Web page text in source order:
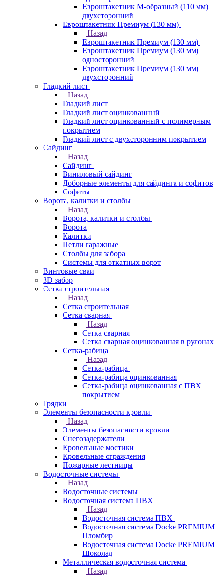
Евроштакетник М-образный (110 мм)
двухсторонний
Евроштакетник Премиум (130 мм)
Назад
Евроштакетник Премиум (130 мм)
Евроштакетник Премиум (130 мм)
односторонний
Евроштакетник Премиум (130 мм)
двухсторонний
Гладкий лист
Назад
Гладкий лист
Гладкий лист оцинкованный
Гладкий лист оцинкованный с полимерным
покрытием
Гладкий лист с двухсторонним покрытием
Сайдинг
Назад
Сайдинг
Виниловый сайдинг
Доборные элементы для сайдинга и софитов
Софиты
Ворота, калитки и столбы
Назад
Ворота, калитки и столбы
Ворота
Калитки
Петли гаражные
Столбы для забора
Системы для откатных ворот
Винтовые сваи
3D забор
Сетка строительная
Назад
Сетка строительная
Сетка сварная
Назад
Сетка сварная
Сетка сварная оцинкованная в рулонах
Сетка-рабица
Назад
Сетка-рабица
Сетка-рабица оцинкованная
Сетка-рабица оцинкованная с ПВХ
покрытием
Грядки
Элементы безопасности кровли
Назад
Элементы безопасности кровли
Снегозадержатели
Кровельные мостики
Кровельные ограждения
Пожарные лестницы
Водосточные системы
Назад
Водосточные системы
Водосточная система ПВХ
Назад
Водосточная система ПВХ
Водосточная система Docke PREMIUM
Пломбир
Водосточная система Docke PREMIUM
Шоколад
Металлическая водосточная система
Назад